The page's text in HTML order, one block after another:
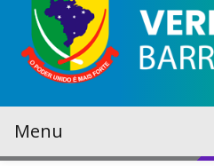
Menu